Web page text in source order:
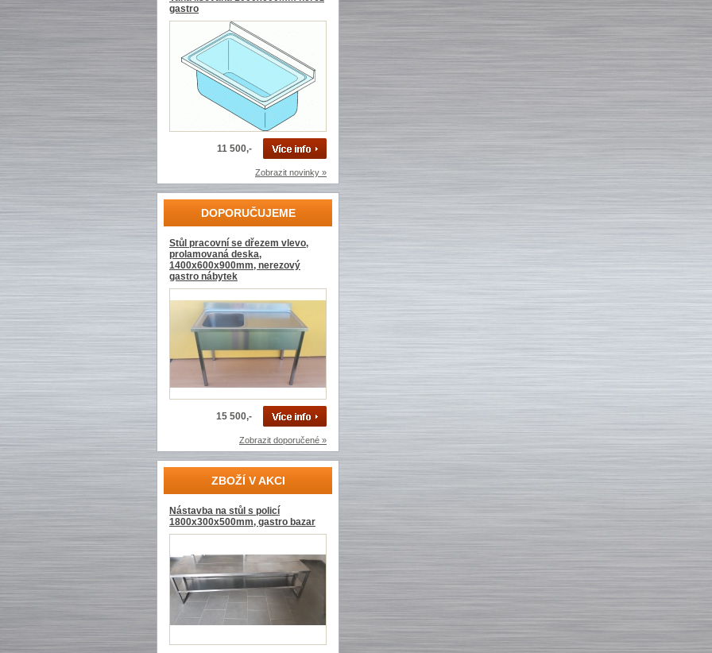
gastro
11 500,-
Zobrazit novinky »
DOPORUČUJEME
Stůl pracovní se dřezem vlevo,
prolamovaná deska,
1400x600x900mm, nerezový
gastro nábytek
15 500,-
Zobrazit doporučené »
ZBOŽÍ V AKCI
Nástavba na stůl s policí
1800x300x500mm, gastro bazar